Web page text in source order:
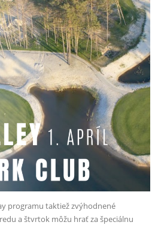
programu taktiež zvýhodnené
a štvrtok môžu hrať za špeciálnu